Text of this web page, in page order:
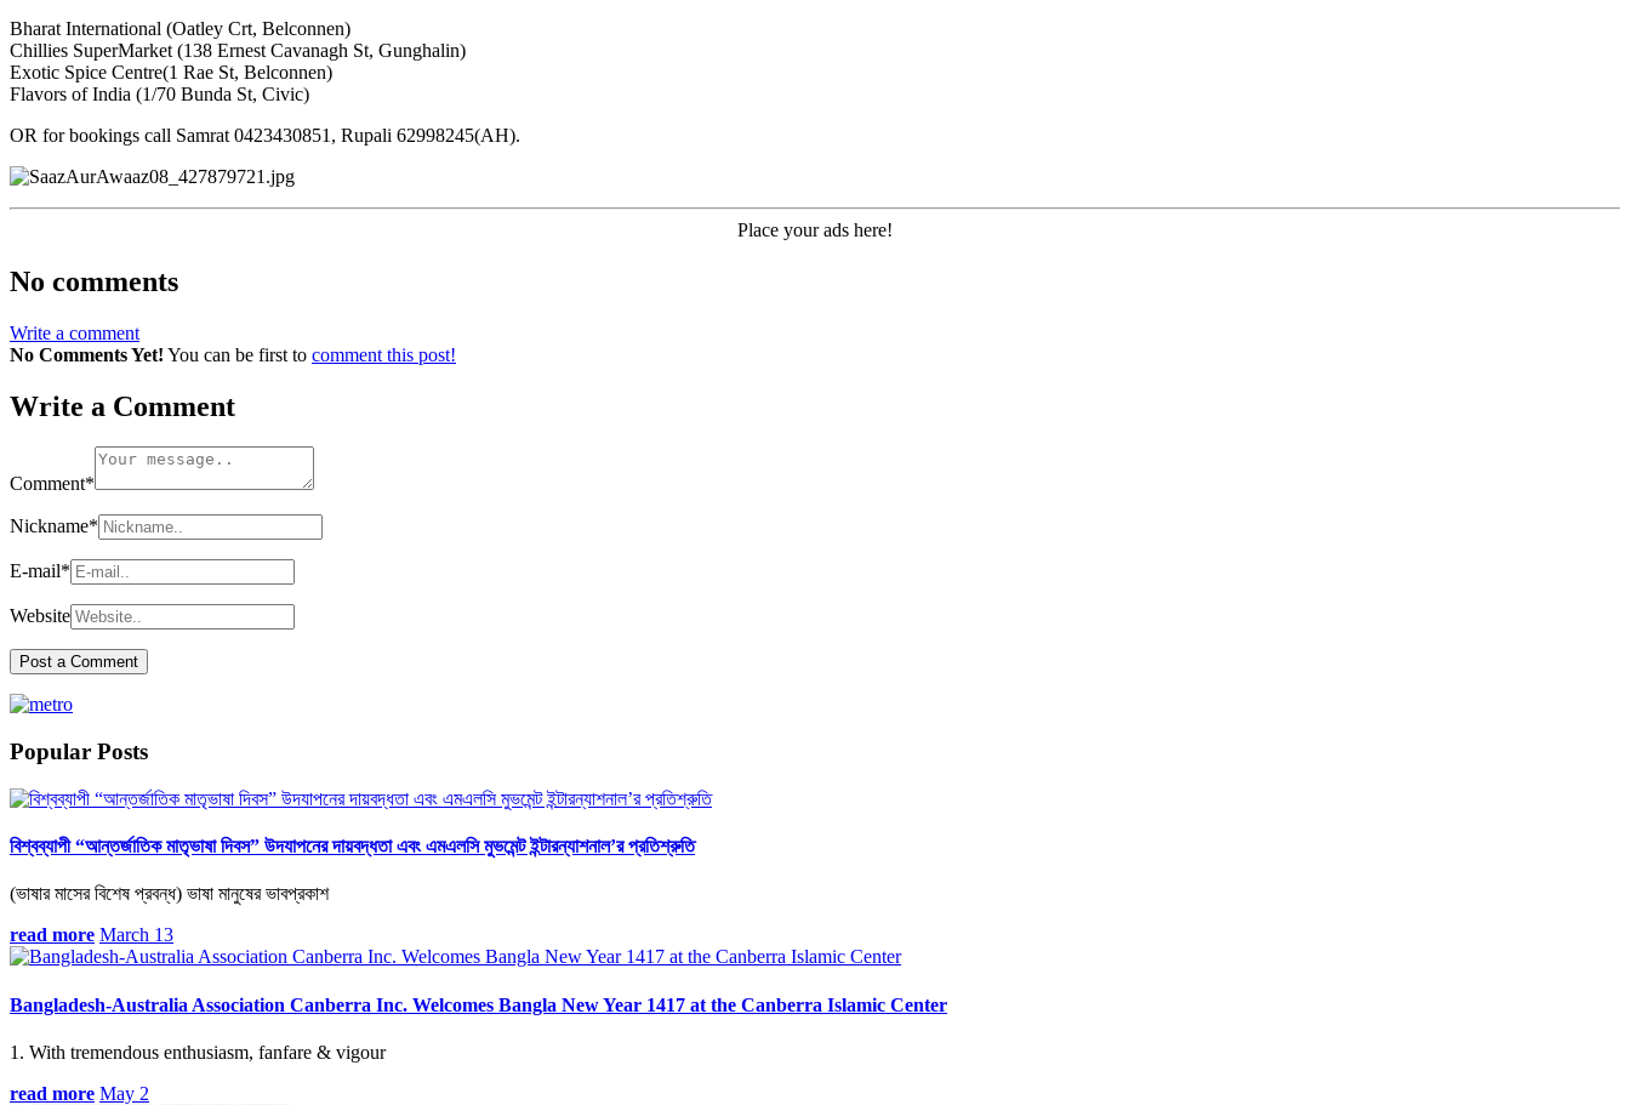
Bharat International (Oatley Crt, Belconnen)
Chillies SuperMarket (138 Ernest Cavanagh St, Gunghalin)
Exotic Spice Centre(1 Rae St, Belconnen)
Flavors of India (1/70 Bunda St, Civic)
OR for bookings call Samrat 0423430851, Rupali 62998245(AH).
Place your ads here!
No comments
Write a comment
No Comments Yet! You can be first to comment this post!
Write a Comment
Comment*
Nickname*
E-mail*
Website
Popular Posts
বিশ্বব্যাপী “আন্তর্জাতিক মাতৃভাষা দিবস” উদযাপনের দায়বদ্ধতা এবং এমএলসি মুভমেন্ট ইন্টারন্যাশনাল’র প্রতিশ্রুতি
(ভাষার মাসের বিশেষ প্রবন্ধ) ভাষা মানুষের ভাবপ্রকাশ
read more March 13
Bangladesh-Australia Association Canberra Inc. Welcomes Bangla New Year 1417 at the Canberra Islamic Center
1. With tremendous enthusiasm, fanfare & vigour
read more May 2